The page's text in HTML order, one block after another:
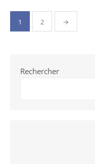
Pagination
des
1 2 →
Rechercher